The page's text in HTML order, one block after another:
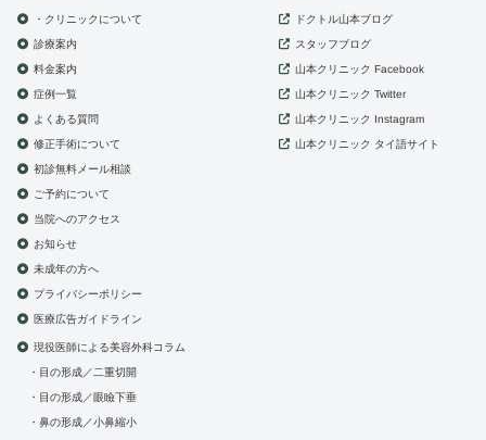
・クリニックについて
診療案内
料金案内
症例一覧
よくある質問
修正手術について
初診無料メール相談
ご予約について
当院へのアクセス
お知らせ
未成年の方へ
プライバシーポリシー
医療広告ガイドライン
現役医師による美容外科コラム
目の形成／二重切開
目の形成／眼瞼下垂
鼻の形成／小鼻縮小
ドクトル山本ブログ
スタッフブログ
山本クリニック Facebook
山本クリニック Twitter
山本クリニック Instagram
山本クリニック タイ語サイト